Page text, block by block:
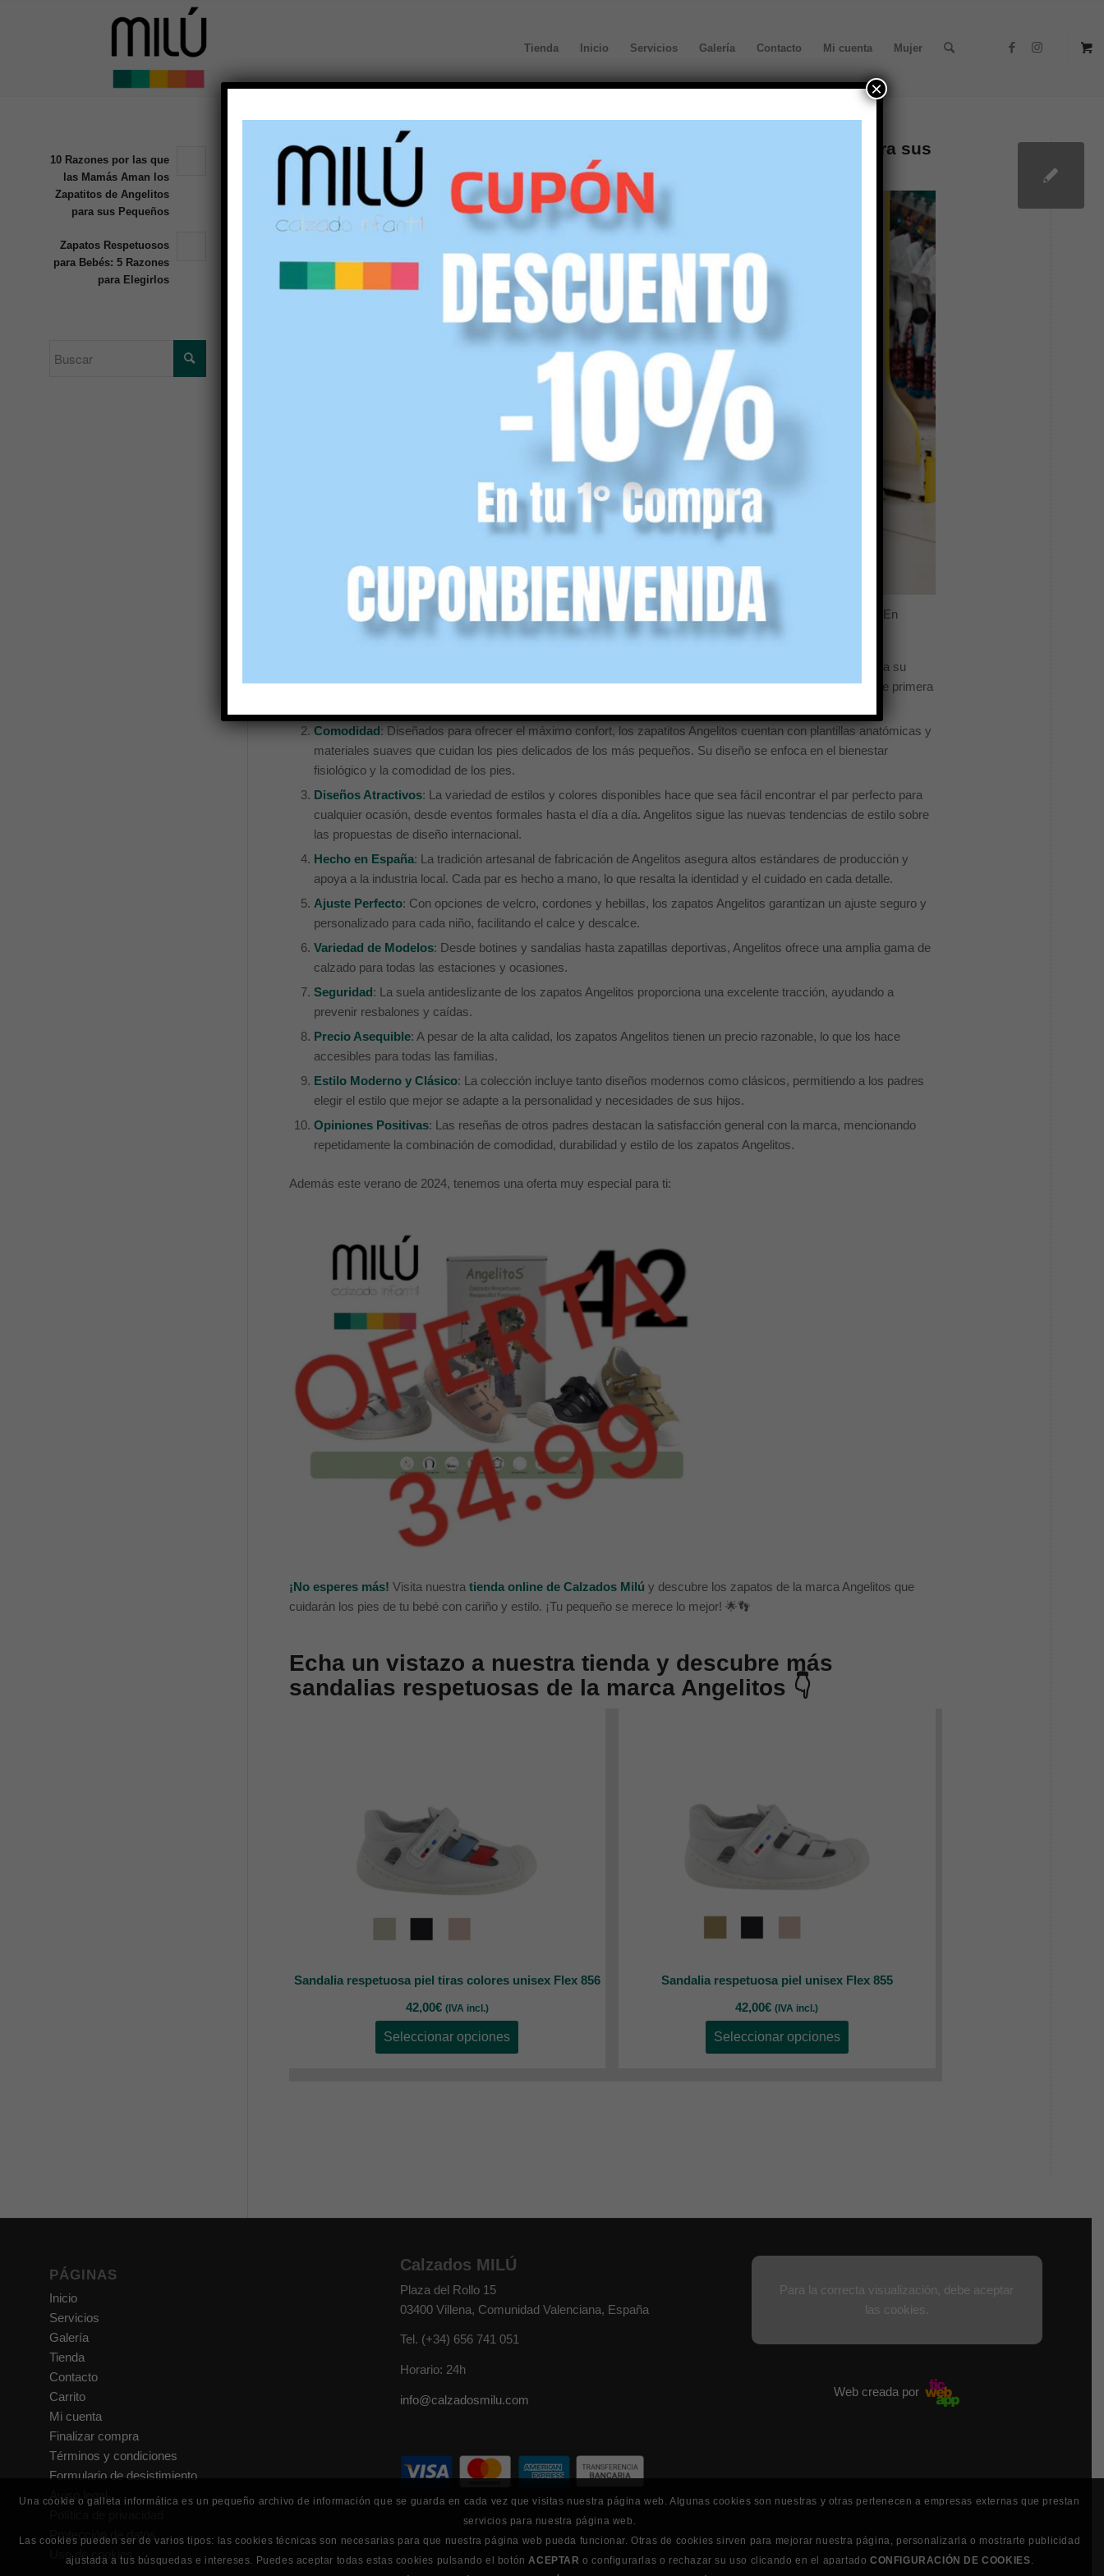
Tienda Inicio Servicios Galería Contacto Mi cuenta Mujer
10 Razones por las que las Mamás Aman los Zapatitos de Angelitos para sus
Los zapatitos de Angelitos son una excelente opción para las mamás que buscan lo mejor para sus pequeños. En
Calzados Milúte damos 10 razones para elegir esta marca de calzado infantil:
: Los zapatos Angelitos están hechos con materiales de alta calidad, lo que garantiza su
durabilidad y resistencia, ideal para los niños activos. La empresa se asegura de utilizar materias primas de primera
Comodidad: Diseñados para ofrecer el máximo confort, los zapatitos Angelitos cuentan con plantillas anatómicas y
materiales suaves que cuidan los pies delicados de los más pequeños. Su diseño se enfoca en el bienestar
fisiológico y la comodidad de los pies.
Diseños Atractivos: La variedad de estilos y colores disponibles hace que sea fácil encontrar el par perfecto para
cualquier ocasión, desde eventos formales hasta el día a día. Angelitos sigue las nuevas tendencias de estilo sobre
las propuestas de diseño internacional.
Hecho en España: La tradición artesanal de fabricación de Angelitos asegura altos estándares de producción y
apoya a la industria local. Cada par es hecho a mano, lo que resalta la identidad y el cuidado en cada detalle.
Ajuste Perfecto: Con opciones de velcro, cordones y hebillas, los zapatos Angelitos garantizan un ajuste seguro y
personalizado para cada niño, facilitando el calce y descalce.
Variedad de Modelos: Desde botines y sandalias hasta zapatillas deportivas, Angelitos ofrece una amplia gama de
calzado para todas las estaciones y ocasiones.
Seguridad: La suela antideslizante de los zapatos Angelitos proporciona una excelente tracción, ayudando a
prevenir resbalones y caídas.
Precio Asequible: A pesar de la alta calidad, los zapatos Angelitos tienen un precio razonable, lo que los hace
accesibles para todas las familias.
Estilo Moderno y Clásico: La colección incluye tanto diseños modernos como clásicos, permitiendo a los padres
elegir el estilo que mejor se adapte a la personalidad y necesidades de sus hijos.
Opiniones Positivas: Las reseñas de otros padres destacan la satisfacción general con la marca, mencionando
repetidamente la combinación de comodidad, durabilidad y estilo de los zapatos Angelitos.
Además este verano de 2024, tenemos una oferta muy especial para ti:
¡No esperes más! Visita nuestra tienda online de Calzados Milú y descubre los zapatos de la marca Angelitos que
cuidarán los pies de tu bebé con cariño y estilo. ¡Tu pequeño se merece lo mejor! 🌟👣
Echa un vistazo a nuestra tienda y descubre más
sandalias respetuosas de la marca Angelitos 👇
Sandalia respetuosa piel tiras colores unisex Flex 856
42,00€ (IVA incl.)
Seleccionar opciones
Sandalia respetuosa piel unisex Flex 855
42,00€ (IVA incl.)
Seleccionar opciones
10 Razones por las que
las Mamás Aman los
Zapatitos de Angelitos
para sus Pequeños
Zapatos Respetuosos
para Bebés: 5 Razones
para Elegirlos
PÁGINAS
Inicio
Servicios
Galería
Tienda
Contacto
Carrito
Mi cuenta
Finalizar compra
Términos y condiciones
Formulario de desistimiento
Aviso legal
Protección de datos
Uso de cookies
Calzados MILÚ
Plaza del Rollo 15
03400 Villena, Comunidad Valenciana, España
Tel. (+34) 656 741 051
Horario: 24h
info@calzadosmilu.com
Para la correcta visualización, debe aceptar
las cookies.
Web creada por
Una cookie o galleta informática es un pequeño archivo de información que se guarda en cada vez que visitas nuestra página web. Algunas cookies son nuestras y otras pertenecen a empresas externas que prestan
servicios para nuestra página web.
Las cookies pueden ser de varios tipos: las cookies técnicas son necesarias para que nuestra página web pueda funcionar. Otras de cookies sirven para mejorar nuestra página, personalizarla o mostrarte publicidad
ajustada a tus búsquedas e intereses. Puedes aceptar todas estas cookies pulsando el botónACEPTAR o configurarlas o rechazar su uso clicando en el apartadoCONFIGURACIÓN DE COOKIES.
×